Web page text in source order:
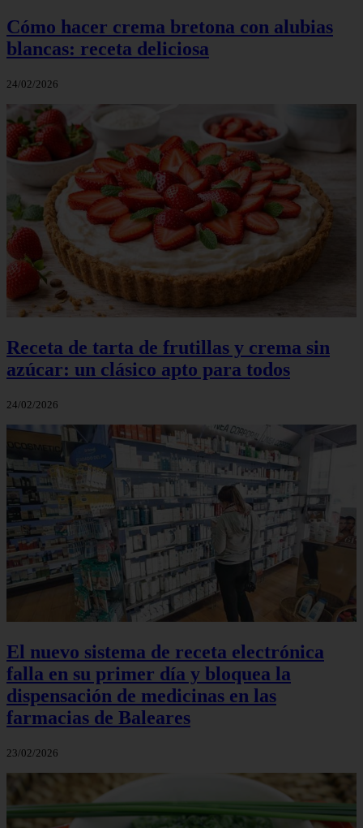
Cómo hacer crema bretona con alubias
blancas: receta deliciosa
24/02/2026
Receta de tarta de frutillas y crema sin
azúcar: un clásico apto para todos
24/02/2026
El nuevo sistema de receta electrónica
falla en su primer día y bloquea la
dispensación de medicinas en las
farmacias de Baleares
23/02/2026